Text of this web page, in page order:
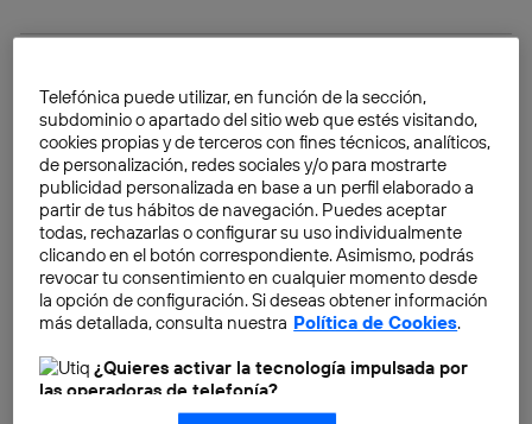
Telefónica puede utilizar, en función de la sección,
subdominio o apartado del sitio web que estés visitando,
cookies propias y de terceros con fines técnicos, analíticos,
de personalización, redes sociales y/o para mostrarte
publicidad personalizada en base a un perfil elaborado a
partir de tus hábitos de navegación. Puedes aceptar
todas, rechazarlas o configurar su uso individualmente
clicando en el botón correspondiente. Asimismo, podrás
revocar tu consentimiento en cualquier momento desde
la opción de configuración. Si deseas obtener información
más detallada, consulta nuestra Política de Cookies.
¿Quieres activar la tecnología impulsada por
las operadoras de telefonía?